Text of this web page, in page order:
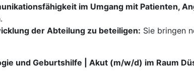
im Umgang mit Patienten,
der Abteilung zu beteiligen: Sie bringen
und Geburtshilfe | Akut (m/w/d) im Raum